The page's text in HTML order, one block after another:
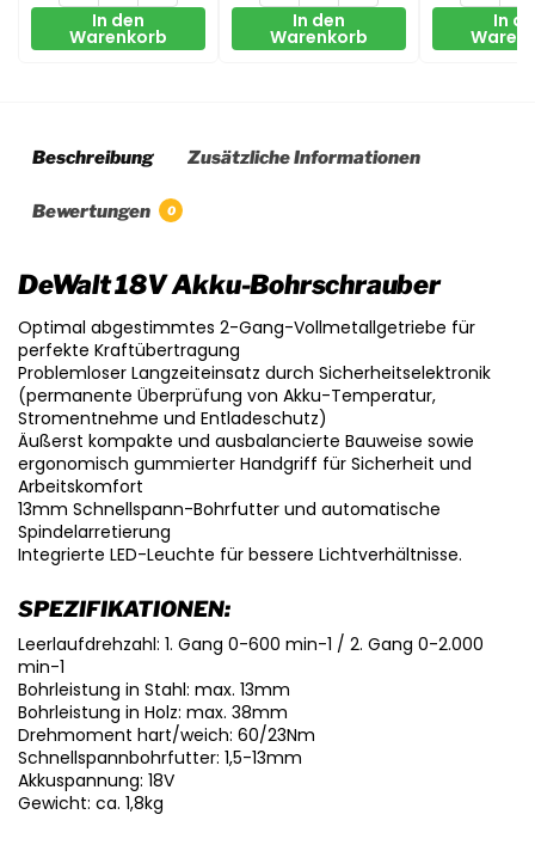
In den
Warenkorb
In den
Warenkorb
In
Beschreibung Zusätzliche Informationen
Bewertungen 0
DeWalt 18V Akku-Bohrschrauber
Optimal abgestimmtes 2-Gang-Vollmetallgetriebe für
perfekte Kraftübertragung
Problemloser Langzeiteinsatz durch Sicherheitselektronik
(permanente Überprüfung von Akku-Temperatur,
Stromentnehme und Entladeschutz)
Äußerst kompakte und ausbalancierte Bauweise sowie
ergonomisch gummierter Handgriff für Sicherheit und
Arbeitskomfort
13mm Schnellspann-Bohrfutter und automatische
Spindelarretierung
Integrierte LED-Leuchte für bessere Lichtverhältnisse.
SPEZIFIKATIONEN:
Leerlaufdrehzahl: 1. Gang 0-600 min-1 / 2. Gang 0-2.000
min-1
Bohrleistung in Stahl: max. 13mm
Bohrleistung in Holz: max. 38mm
Drehmoment hart/weich: 60/23Nm
Schnellspannbohrfutter: 1,5-13mm
Akkuspannung: 18V
Gewicht: ca. 1,8kg